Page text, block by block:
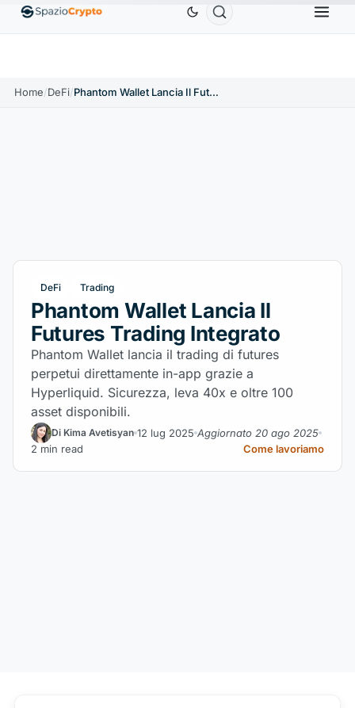
EthereumETH1.880,58 USD TetherUSDT ↑0.00%
Home/DeFi/ Phantom Wallet Lancia Il Futures Trading Integrato
DeFi Trading
Phantom Wallet Lancia Il
Futures Trading Integrato
Phantom Wallet lancia il trading di futures
perpetui direttamente in-app grazie a
Hyperliquid. Sicurezza, leva 40x e oltre 100
asset disponibili.
Di Kima Avetisyan 12 lug 2025 Aggiornato 20 ago 2025
2 min read
Come lavoriamo